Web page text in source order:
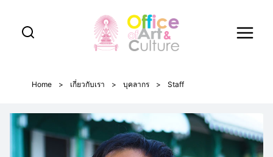
content
Home > เกี่ยวกับเรา > บุคลากร > Staff